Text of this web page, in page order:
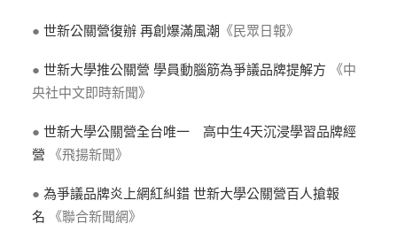
● 世新公關營復辦 再創爆滿風潮 《民眾日報》
● 世新大學推公關營 學員動腦筋為爭議品牌提解方 《中
央社中文即時新聞》
● 世新大學公關營全台唯一 高中生4天沉浸學習品牌經
營 《飛揚新聞》
● 為爭議品牌炎上網紅糾錯 世新大學公關營百人搶報
名 《聯合新聞網》